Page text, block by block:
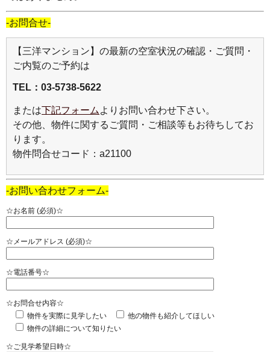
-お問合せ-
【三洋マンション】の最新の空室状況の確認・ご質問・
ご内覧のご予約は
TEL：03-5738-5622
または下記フォーム よりお問い合わせ下さい。
その他、物件に関するご質問・ご相談等もお待ちしてお
ります。
物件問合せコード：a21100
-お問い合わせフォーム-
☆お名前 (必須)☆
☆メールアドレス (必須)☆
☆電話番号☆
☆お問合せ内容☆
物件を実際に見学したい
他の物件も紹介してほしい
物件の詳細について知りたい
☆ご見学希望日時☆